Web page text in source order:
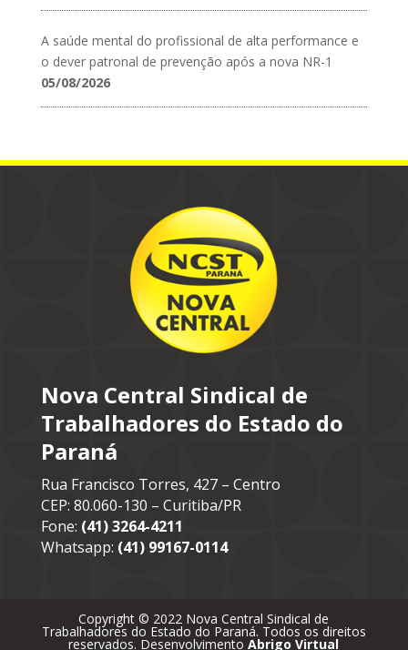
A saúde mental do profissional de alta performance e
o dever patronal de prevenção após a nova NR-1
05/08/2026
Nova Central Sindical de
Trabalhadores do Estado do
Paraná
Rua Francisco Torres, 427 – Centro
CEP: 80.060-130 – Curitiba/PR
Fone: (41) 3264-4211
Whatsapp: (41) 99167-0114
Copyright © 2022 Nova Central Sindical de
Trabalhadores do Estado do Paraná. Todos os direitos
reservados. DesenvolvimentoAbrigo Virtual